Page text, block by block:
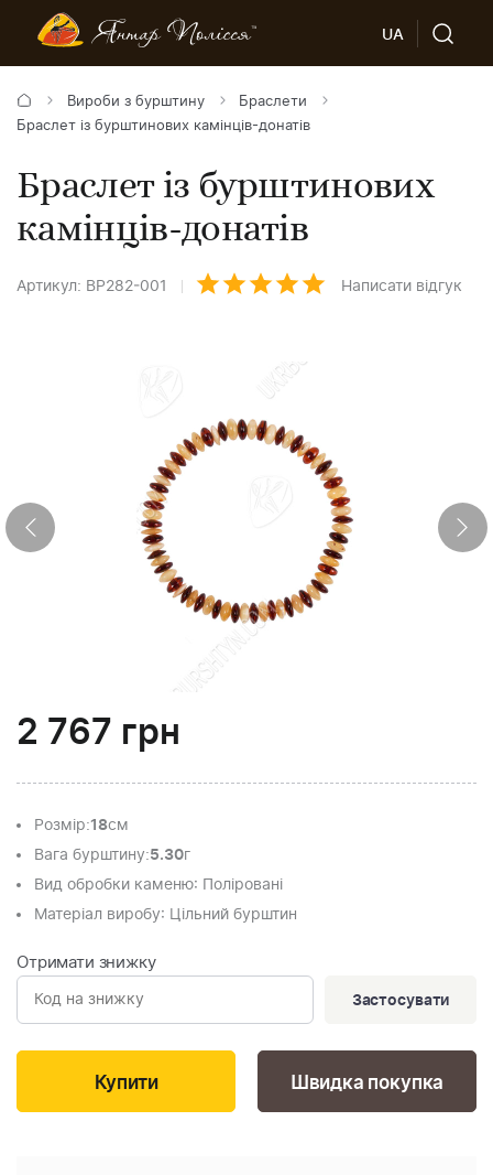
UA
Вироби з бурштину
Браслети
Браслет із бурштинових камінців-донатів
Браслет із бурштинових
камінців-донатів
Артикул: BP282-001 Написати відгук
2 767 грн
Розмір:18см
Вага бурштину:5.30г
Вид обробки каменю: Поліровані
Матеріал виробу: Цільний бурштин
Отримати знижку
Застосувати
Швидка покупка